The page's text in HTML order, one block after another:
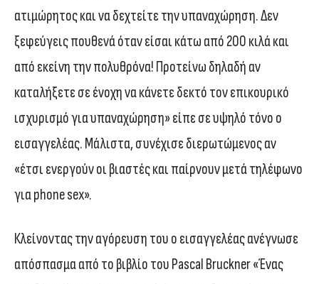
ατιμώρητος και να δεχτείτε την υπαναχώρηση. Δεν
ξεφεύγεις πουθενά όταν είσαι κάτω από 200 κιλά και
από εκείνη την πολυθρόνα! Προτείνω δηλαδή αν
καταλήξετε σε ένοχη να κάνετε δεκτό τον επικουρικό
ισχυρισμό για υπαναχώρηση» είπε σε υψηλό τόνο ο
εισαγγελέας. Μάλιστα, συνέχισε διερωτώμενος αν
«έτσι ενεργούν οι βιαστές και παίρνουν μετά τηλέφωνο
για phone sex».
Κλείνοντας την αγόρευση του ο εισαγγελέας ανέγνωσε
απόσπασμα από το βιβλίο του Pascal Bruckner «Ένας